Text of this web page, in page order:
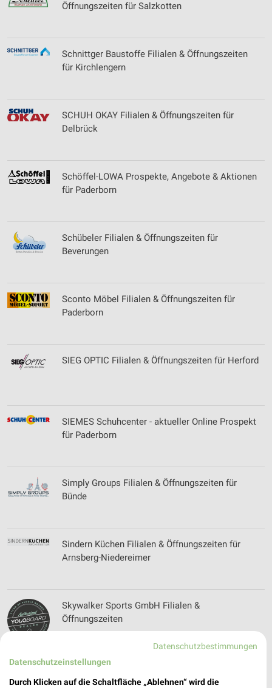
Öffnungszeiten für Salzkotten
Schnittger Baustoffe Filialen & Öffnungszeiten
für Kirchlengern
SCHUH OKAY Filialen & Öffnungszeiten für
Delbrück
Schöffel-LOWA Prospekte, Angebote & Aktionen
für Paderborn
Schübeler Filialen & Öffnungszeiten für
Beverungen
Sconto Möbel Filialen & Öffnungszeiten für
Paderborn
SIEG OPTIC Filialen & Öffnungszeiten für Herford
SIEMES Schuhcenter - aktueller Online Prospekt
für Paderborn
Simply Groups Filialen & Öffnungszeiten für
Bünde
Sindern Küchen Filialen & Öffnungszeiten für
Arnsberg-Niedereimer
Skywalker Sports GmbH Filialen &
Öffnungszeiten
Sofa Company Johannknecht Filialen &
Öffnungszeiten für Paderborn
Datenschutzbestimmungen
Datenschutzeinstellungen
Durch Klicken auf die Schaltfläche „Ablehnen“ wird die